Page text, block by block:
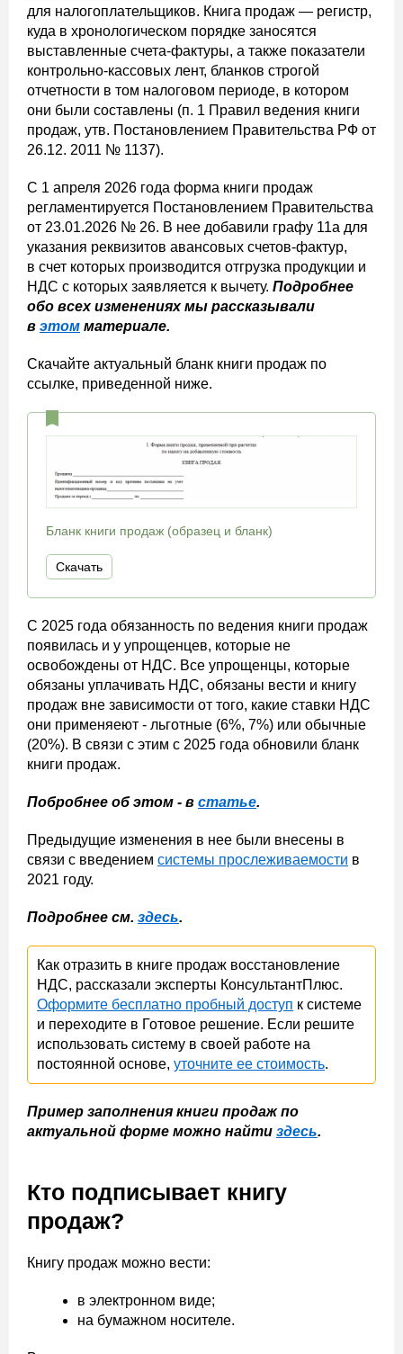
для налогоплательщиков. Книга продаж — регистр,
куда в хронологическом порядке заносятся
выставленные счета-фактуры, а также показатели
контрольно-кассовых лент, бланков строгой
отчетности в том налоговом периоде, в котором
они были составлены (п. 1 Правил ведения книги
продаж, утв. Постановлением Правительства РФ от
26.12. 2011 № 1137).
С 1 апреля 2026 года форма книги продаж
регламентируется Постановлением Правительства
от 23.01.2026 № 26. В нее добавили графу 11а для
указания реквизитов авансовых счетов-фактур,
в счет которых производится отгрузка продукции и
НДС с которых заявляется к вычету. Подробнее
обо всех изменениях мы рассказывали
в этом материале.
Скачайте актуальный бланк книги продаж по
ссылке, приведенной ниже.
Бланк книги продаж (образец и бланк)
Скачать
С 2025 года обязанность по ведения книги продаж
появилась и у упрощенцев, которые не
освобождены от НДС. Все упрощенцы, которые
обязаны уплачивать НДС, обязаны вести и книгу
продаж вне зависимости от того, какие ставки НДС
они применяеют - льготные (6%, 7%) или обычные
(20%). В связи с этим с 2025 года обновили бланк
книги продаж.
Побробнее об этом - в статье.
Предыдущие изменения в нее были внесены в
связи с введением системы прослеживаемости в
2021 году.
Подробнее см. здесь.
Как отразить в книге продаж восстановление
НДС, рассказали эксперты КонсультантПлюс.
Оформите бесплатно пробный доступ к системе
и переходите в Готовое решение. Если решите
использовать систему в своей работе на
постоянной основе, уточните ее стоимость.
Пример заполнения книги продаж по
актуальной форме можно найти здесь.
Кто подписывает книгу
продаж?
Книгу продаж можно вести:
в электронном виде;
на бумажном носителе.